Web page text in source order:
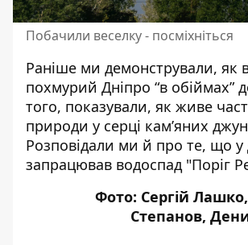
Побачили веселку - посміхніться
Раніше ми демонстрували, як
похмурий Дніпро “в обіймах”
того, показували, як живе
природи у серці кам’яних
Розповідали ми й про те, що у
запрацював водоспад "Поріг
Фото: Сергій
Степанов,